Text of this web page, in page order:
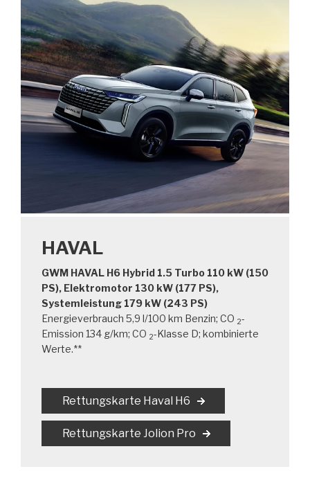
HAVAL
GWM HAVAL H6 Hybrid 1.5 Turbo 110 kW (150
PS), Elektromotor 130 kW (177 PS),
Systemleistung 179 kW (243 PS)
Energieverbrauch 5,9 l/100 km Benzin; CO 2-
Emission 134 g/km; CO 2-Klasse D; kombinierte
Werte.**
Rettungskarte Haval H6
Rettungskarte Jolion Pro